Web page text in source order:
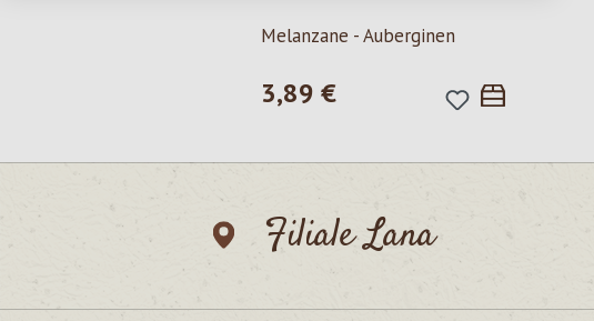
Melanzane - Auberginen
Regulärer Preis:
3,89 €
Filiale Lana